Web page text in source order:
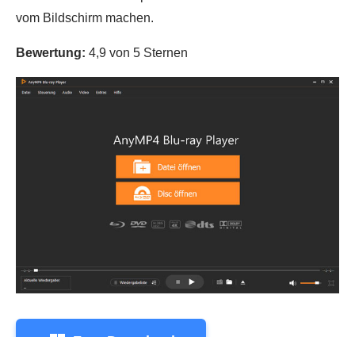
vom Bildschirm machen.
Bewertung: 4,9 von 5 Sternen